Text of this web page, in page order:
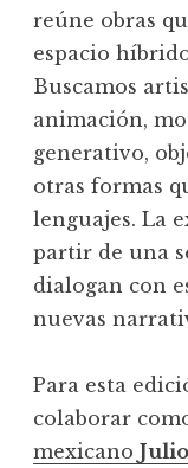
reúne obras
espacio
Buscamos
animación,
generativo,
otras formas
lenguajes. La
partir de una
dialogan con
nuevas
Para esta
colaborar
mexicano